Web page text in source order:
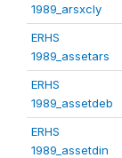
1989_arsxcly
ERHS
1989_assetars
ERHS
1989_assetdeb
ERHS
1989_assetdin